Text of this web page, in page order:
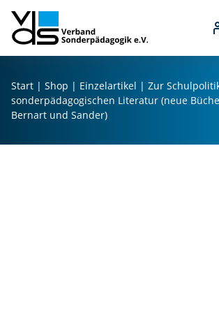
h
Start | Shop | Einzelartikel | Zur
sonderpädagogischen Literatur (neue
Bernart und Sander)